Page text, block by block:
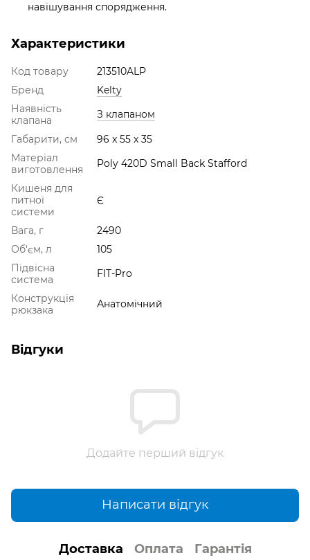
навішування спорядження.
Характеристики
Код товару
213510ALP
Бренд
Kelty
Наявність
клапана
З клапаном
Габарити, см
96 x 55 x 35
Матеріал
виготовлення
Poly 420D Small Back Stafford
Кишеня для
питної
системи
Є
Вага, г
2490
Об'єм, л
105
Підвісна
система
FIT-Pro
Конструкція
рюкзака
Анатомічний
Відгуки
Додайте перший відгук
Написати відгук
Доставка Оплата Гарантія